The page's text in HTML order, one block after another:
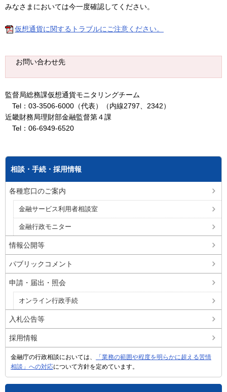
みなさまにおいては今一度確認してください。
仮想通貨に関するトラブルにご注意ください。
お問い合わせ先
監督局総務課仮想通貨モニタリングチーム
Tel：03-3506-6000（代表）（内線2797、2342）
近畿財務局理財部金融監督第４課
Tel：06-6949-6520
相談・手続・採用情報
各種窓口のご案内
金融サービス利用者相談室
金融行政モニター
情報公開等
パブリックコメント
申請・届出・照会
オンライン行政手続
入札公告等
採用情報
金融庁の行政相談においては、
「業務の範囲や程度を明らかに超える苦情
相談」への対応について方針を定めています。